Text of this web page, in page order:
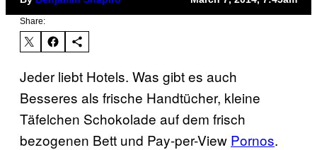
Share:
Jeder liebt Hotels. Was gibt es auch
Besseres als frische Handtücher, kleine
Täfelchen Schokolade auf dem frisch
bezogenen Bett und Pay-per-View Pornos.